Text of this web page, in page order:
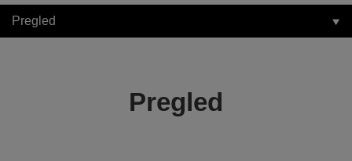
Pregled
Pregled